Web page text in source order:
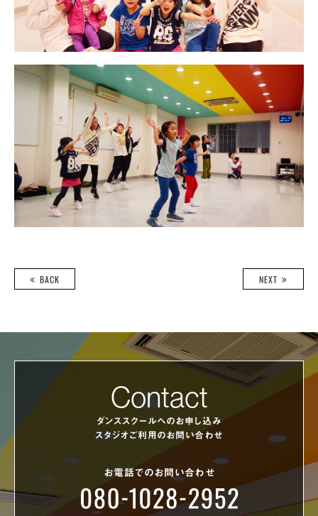
BACK NEXT
Contact
ダンススクールへのお申し込み
スタジオご利用のお問い合わせ
お電話でのお問い合わせ